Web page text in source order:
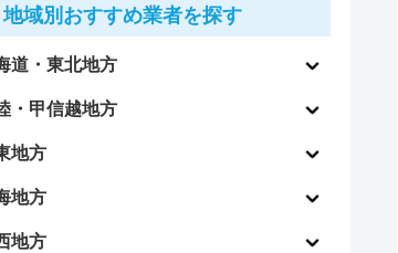
地域別おすすめ業者を探す
道・東北地方
・甲信越地方
地方
地方
地方